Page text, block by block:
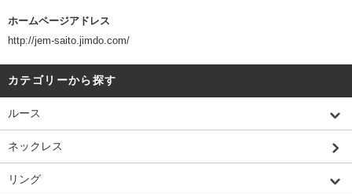
ホームページアドレス
http://jem-saito.jimdo.com/
カテゴリーから探す
ルース
ネックレス
リング